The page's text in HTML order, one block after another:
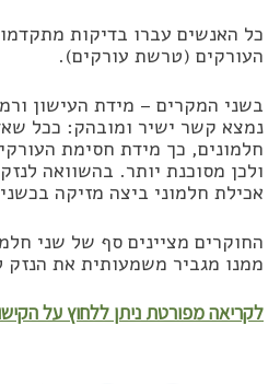
כל האנשים עברו בדיקות
העורקים (טרשת עורקים).
בשני המקרים – מידת העישון
נמצא קשר ישיר ומובהק: ככל
חלמונים, כך מידת חסימת
ולכן מסוכנת יותר. בהשוואה
אכילת חלמוני ביצה מזיקה
החוקרים מציינים סף של שני
ממנו מגביר משמעותית את הנזק
לקריאה מפורטת ניתן ללחוץ על